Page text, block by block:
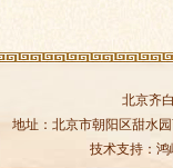
北京齐
地址：北京市朝阳区甜水
技术支持： 鸿